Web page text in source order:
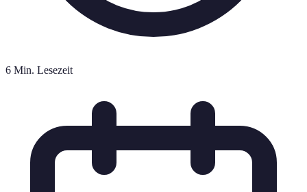
6 Min. Lesezeit